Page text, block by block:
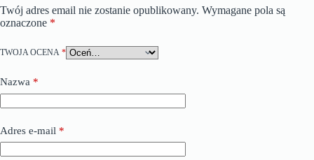
Twój adres email nie zostanie opublikowany. Wymagane pola są
oznaczone *
TWOJA OCENA *
Nazwa *
Adres e-mail *